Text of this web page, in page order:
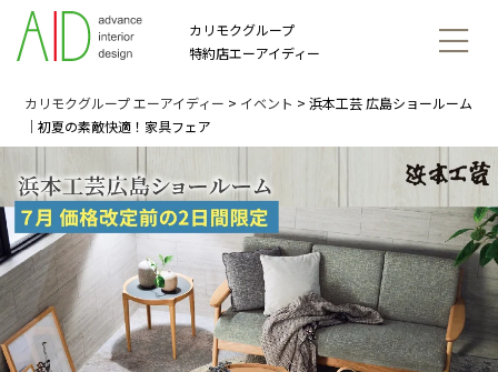
カリモクグループ
特約店エーアイディー
カリモクグループ エーアイディー > イベント >浜本工芸 広島ショールーム
｜初夏の素敵快適！家具フェア